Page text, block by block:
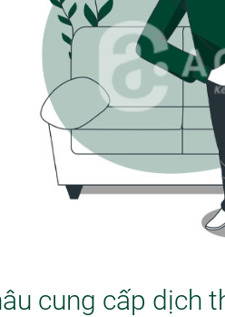
cung cấp dịch